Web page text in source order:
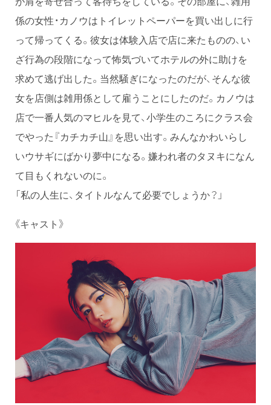
係の女性・カノウはトイレットペーパーを買い出しに行
って帰ってくる。彼女は体験入店で店に来たものの、い
ざ行為の段階になって怖気づいてホテルの外に助けを
求めて逃げ出した。当然騒ぎになったのだが、そんな彼
女を店側は雑用係として雇うことにしたのだ。カノウは
店で一番人気のマヒルを見て、小学生のころにクラス会
でやった『カチカチ山』を思い出す。みんなかわいらし
いウサギにばかり夢中になる。嫌われ者のタヌキになん
て目もくれないのに。
「私の人生に、タイトルなんて必要でしょうか？」
《キャスト》